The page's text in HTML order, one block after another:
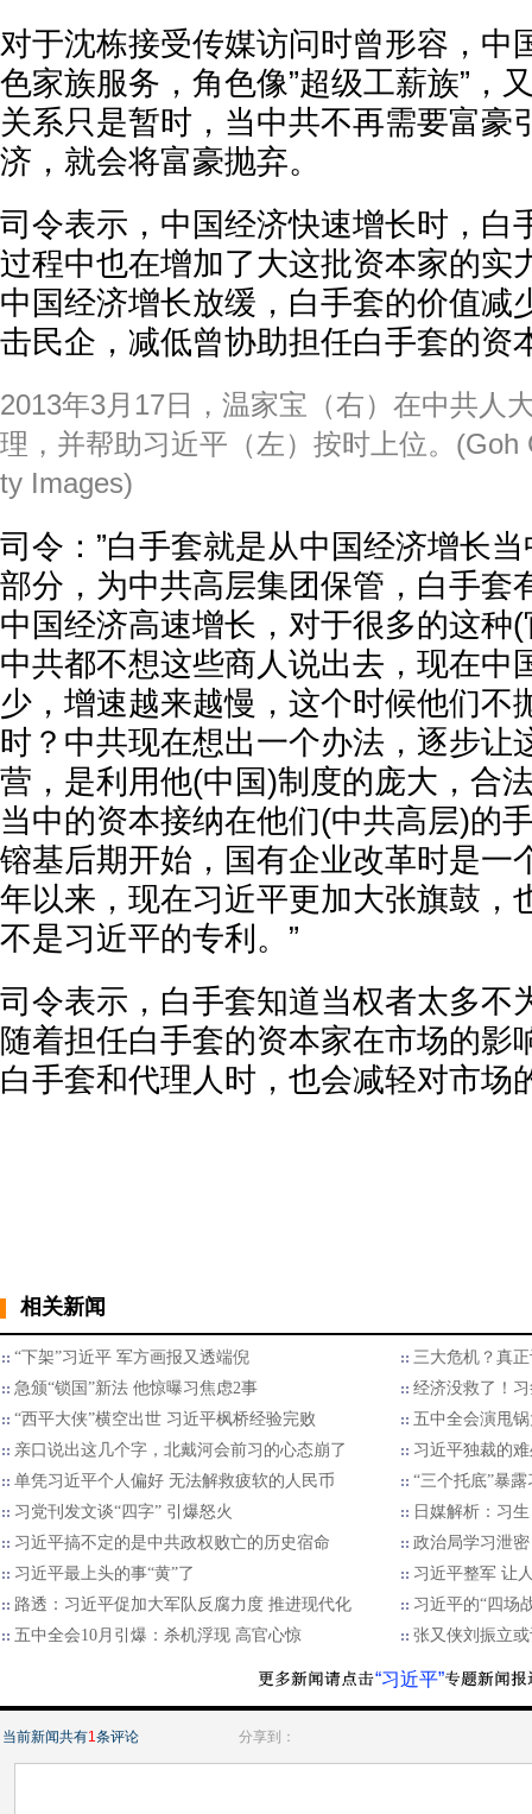
对于沈栋接受传媒访问时曾形容，中
色家族服务，角色像”超级工薪族”，
关系只是暂时，当中共不再需要富豪
济，就会将富豪抛弃。
司令表示，中国经济快速增长时，白
过程中也在增加了大这批资本家的实
中国经济增长放缓，白手套的价值减
击民企，减低曾协助担任白手套的资
2013年3月17日，温家宝（右）在中共人
理，并帮助习近平（左）按时上位。(Goh
ty Images)
司令：”白手套就是从中国经济增长
部分，为中共高层集团保管，白手套
中国经济高速增长，对于很多的这种
中共都不想这些商人说出去，现在中
少，增速越来越慢，这个时候他们不
时？中共现在想出一个办法，逐步让
营，是利用他(中国)制度的庞大，合
当中的资本接纳在他们(中共高层)的
镕基后期开始，国有企业改革时是一
年以来，现在习近平更加大张旗鼓，
不是习近平的专利。”
司令表示，白手套知道当权者太多不
随着担任白手套的资本家在市场的影
白手套和代理人时，也会减轻对市场
相关新闻
“下架”习近平 军方画报又透端倪
三大危机？真
急颁“锁国”新法 他惊曝习焦虑2事
经济没救了！
“西平大侠”横空出世 习近平枫桥经验完败
五中全会演甩
亲口说出这几个字，北戴河会前习的心态崩了
习近平独裁的
单凭习近平个人偏好 无法解救疲软的人民币
“三个托底”暴露
习党刊发文谈“四字” 引爆怒火
日媒解析：习
习近平搞不定的是中共政权败亡的历史宿命
政治局学习泄
习近平最上头的事“黄”了
习近平整军 让
路透：习近平促加大军队反腐力度 推进现代化
习近平的“四场
五中全会10月引爆：杀机浮现 高官心惊
张又侠刘振立
“习近平”
当前新闻共有1条评论 分享到：